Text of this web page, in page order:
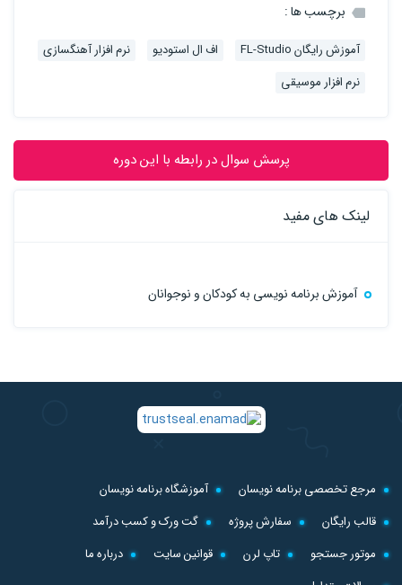
برچسب ها :
آموزش رایگان FL-Studio اف ال استودیو
نرم افزار آهنگسازی
نرم افزار موسیقی
پرسش سوال در رابطه با این دوره
لینک های مفید
آموزش برنامه نویسی به کودکان و نوجوانان
مرجع تخصصی برنامه نویسان
آموزشگاه برنامه نویسان
قالب رایگان
سفارش پروژه
گت ورک و کسب درآمد
موتور جستجو
تاپ لرن قوانین سایت
درباره ما